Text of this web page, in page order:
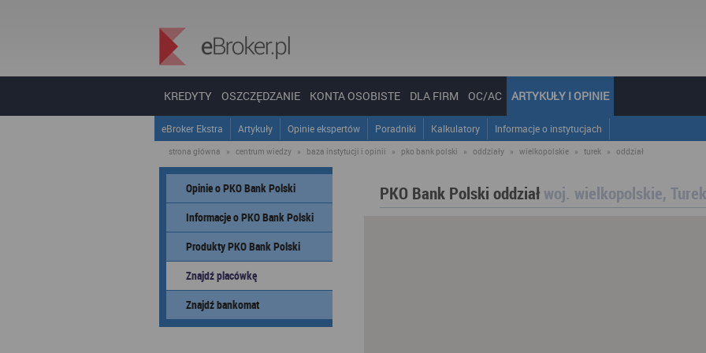
KREDYTY OSZCZĘDZANIE KONTA OSOBISTE DLA FIRM OC/AC ARTYKUŁY I OPINIE
eBroker Ekstra Artykuły Opinie ekspertów Poradniki Kalkulatory Informacje o instytucjach
strona główna » centrum wiedzy » baza instytucji i opinii » pko bank polski » oddziały » wielkopolskie » turek » oddział
Opinie o PKO Bank Polski
Informacje o PKO Bank Polski
Produkty PKO Bank Polski
Znajdź placówkę
Znajdź bankomat
PKO Bank Polski oddziałwoj. wielkopolskie, Turek